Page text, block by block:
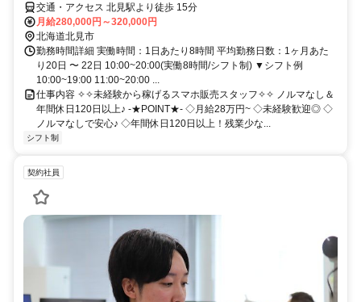
交通・アクセス 北見駅より徒歩 15分
月給280,000円～320,000円
北海道北見市
勤務時間詳細 実働時間：1日あたり8時間 平均勤務日数：1ヶ月あた
り20日 〜 22日 10:00~20:00(実働8時間/シフト制) ▼シフト例
10:00~19:00 11:00~20:00 ...
仕事内容 ✧✧未経験から稼げるスマホ販売スタッフ✧✧ ノルマなし＆
年間休日120日以上♪ -★POINT★- ◇月給28万円~ ◇未経験歓迎◎ ◇
ノルマなしで安心♪ ◇年間休日120日以上！残業少な...
シフト制
契約社員